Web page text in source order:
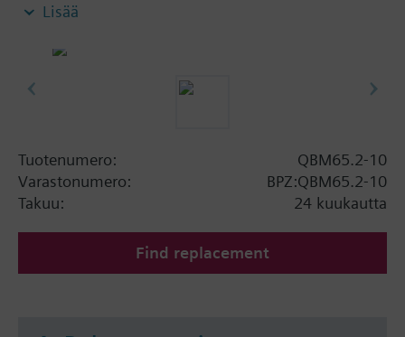
ilmavirtaukseen nähden; saatavana myös
lineaarinen ominaiskäyrä.
2 m:n PVC-liitäntäletku sisältyy toimitukseen.
Lisää
Tuotenumero:
QBM65.2-10
Varastonumero:
BPZ:QBM65.2-10
Takuu:
24 kuukautta
Find replacement